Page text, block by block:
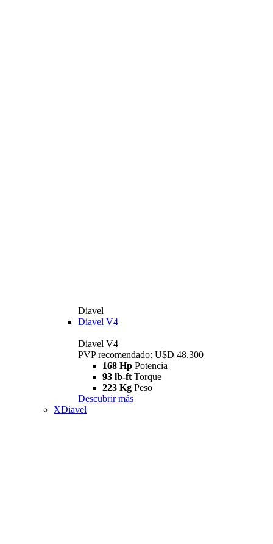
Diavel
Diavel V4
Diavel V4
PVP recomendado: U$D 48.300
168 Hp Potencia
93 lb-ft Torque
223 Kg Peso
Descubrir más
XDiavel